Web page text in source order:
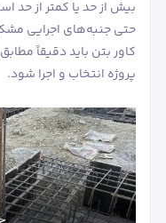
بیش از حد یا کمتر از حد
حتی جنبه‌های اجرایی
کاور بتن باید دقیقاً
پروژه انتخاب و اجرا شود.